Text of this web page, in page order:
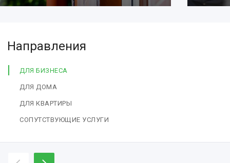
Направления
ДЛЯ БИЗНЕСА
ДЛЯ ДОМА
ДЛЯ КВАРТИРЫ
СОПУТСТВУЮЩИЕ УСЛУГИ